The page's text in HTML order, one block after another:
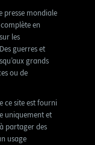
presse mondiale
en
les
guerres et
grands
ou de
ce site est fourni
uniquement et
partager des
usage